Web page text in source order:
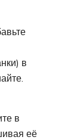
в
в
её